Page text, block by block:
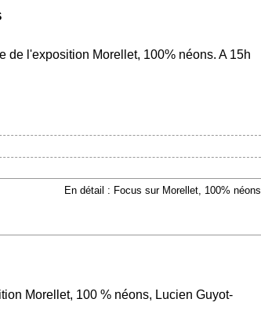
de l'exposition Morellet, 100% néons. A 15h
En détail : Focus sur Morellet, 100% néons
Morellet, 100 % néons, Lucien Guyot-